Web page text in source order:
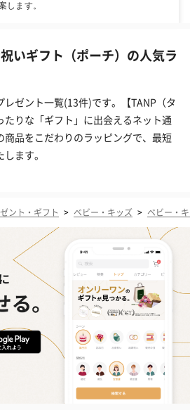
します。
いギフト（ポーチ）の人気ラ
ゼント一覧(13件)です。【TANP（タ
たりな「ギフト」に出会えるネット通
商品をこだわりのラッピングで、最短
ます。
ント・ギフト > ベビー・キッズ > ベビー・